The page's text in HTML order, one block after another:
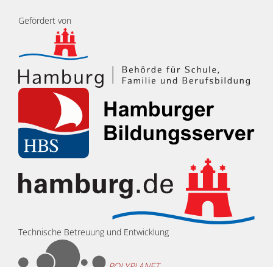
Gefördert von
Technische Betreuung und Entwicklung